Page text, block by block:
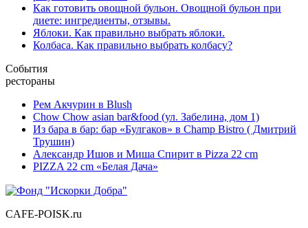
Как готовить овощной бульон. Овощной бульон при
диете: ингредиенты, отзывы.
Яблоки. Как правильно выбрать яблоки.
Колбаса. Как правильно выбрать колбасу?
События
рестораны
Рем Акчурин в Blush
Chow Chow asian bar&food (ул. Забелина, дом 1)
Из бара в бар: бар «Булгаков» в Champ Bistro ( Дмитрий
Трушин)
Александр Ишов и Миша Спирит в Pizza 22 cm
PIZZA 22 cm «Белая Дача»
CAFE-POISK.ru